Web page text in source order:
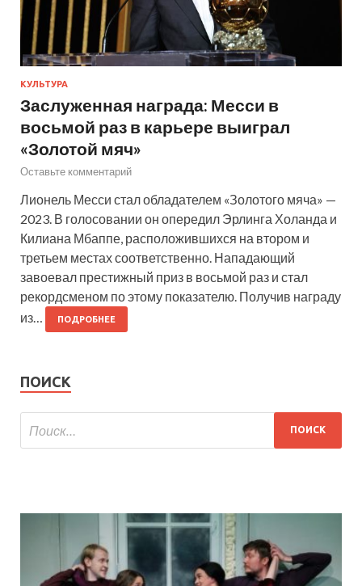
КУЛЬТУРА
Заслуженная награда: Месси в
восьмой раз в карьере выиграл
«Золотой мяч»
Оставьте комментарий
Лионель Месси стал обладателем «Золотого мяча» —
2023. В голосовании он опередил Эрлинга Холанда и
Килиана Мбаппе, расположившихся на втором и
третьем местах соответственно. Нападающий
завоевал престижный приз в восьмой раз и стал
рекордсменом по этому показателю. Получив награду
из…
ПОДРОБНЕЕ
ПОИСК